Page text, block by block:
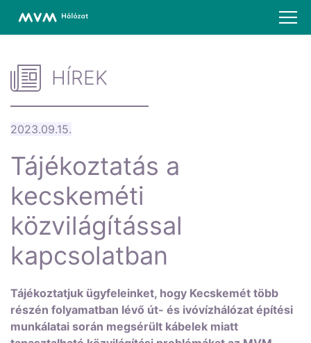
HÍREK
2023.09.15.
Tájékoztatás a
kecskeméti
közvilágítással
kapcsolatban
Tájékoztatjuk ügyfeleinket, hogy Kecskemét több
részén folyamatban lévő út- és ivóvízhálózat építési
munkálatai során megsérült kábelek miatt